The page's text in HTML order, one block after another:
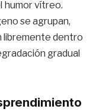
humor vítreo.
se agrupan,
libremente dentro
gradual